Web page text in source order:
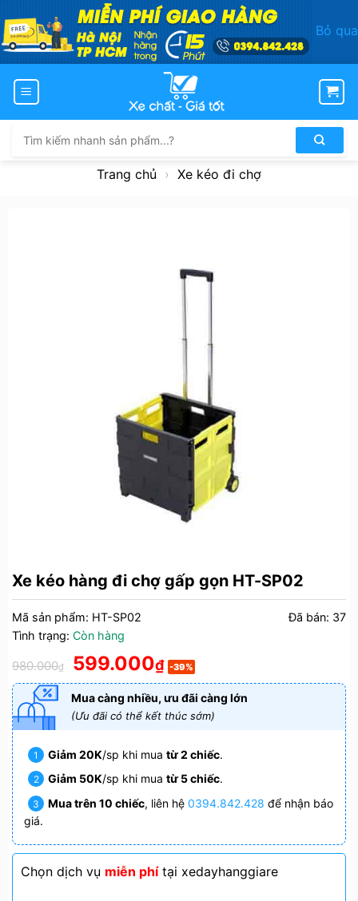
Bỏ qua
qua
dung
Tìm
Trang chủ › Xe kéo đi chợ
Xe kéo hàng đi chợ gấp gọn HT-SP02
Mã sản phẩm: HT-SP02 Đã bán: 37
Tình trạng: Còn hàng
980.000₫
Giá
gốc
là:
980.000₫.
599.000₫Giá
hiện
tại
là:
-39%
Mua càng nhiều, ưu đãi càng lớn
(Ưu đãi có thể kết thúc sớm)
Giảm 20K/sp khi mua từ 2 chiếc.
Giảm 50K/sp khi mua từ 5 chiếc.
Mua trên 10 chiếc, liên hệ 0394.842.428 để nhận báo
giá.
Chọn dịch vụ miễn phítại xedayhanggiare